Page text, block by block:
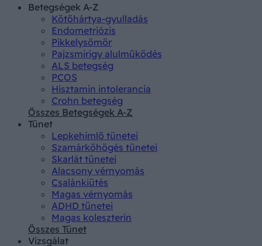
Betegségek A-Z
Kötőhártya-gyulladás
Endometriózis
Pikkelysömör
Pajzsmirigy alulműködés
ALS betegség
PCOS
Hisztamin intolerancia
Crohn betegség
Összes Betegségek A-Z
Tünet
Lepkehimlő tünetei
Szamárköhögés tünetei
Skarlát tünetei
Alacsony vérnyomás
Csalánkiütés
Magas vérnyomás
ADHD tünetei
Magas koleszterin
Összes Tünet
Vizsgálat